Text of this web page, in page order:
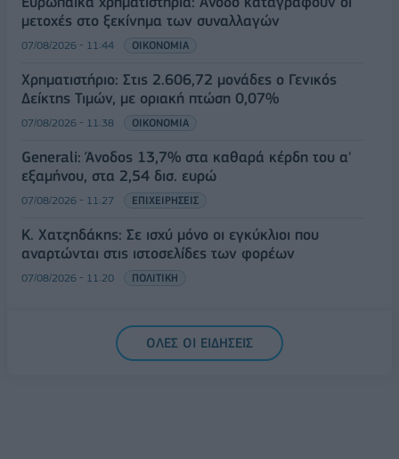
μετοχές στο ξεκίνημα των συναλλαγών
07/08/2026 - 11:44 ΟΙΚΟΝΟΜΙΑ
Χρηματιστήριο: Στις 2.606,72 μονάδες ο Γενικός
Δείκτης Τιμών, με οριακή πτώση 0,07%
07/08/2026 - 11:38 ΟΙΚΟΝΟΜΙΑ
Generali: Άνοδος 13,7% στα καθαρά κέρδη του α'
εξαμήνου, στα 2,54 δισ. ευρώ
07/08/2026 - 11:27 ΕΠΙΧΕΙΡΗΣΕΙΣ
Κ. Χατζηδάκης: Σε ισχύ μόνο οι εγκύκλιοι που
αναρτώνται στις ιστοσελίδες των φορέων
07/08/2026 - 11:20 ΠΟΛΙΤΙΚΗ
ΟΛΕΣ ΟΙ ΕΙΔΗΣΕΙΣ